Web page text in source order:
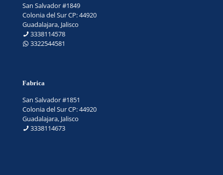
San Salvador #1849
Colonia del Sur CP: 44920
Guadalajara, Jalisco
3338114578
3322544581
Fabrica
San Salvador #1851
Colonia del Sur CP: 44920
Guadalajara, Jalisco
3338114673